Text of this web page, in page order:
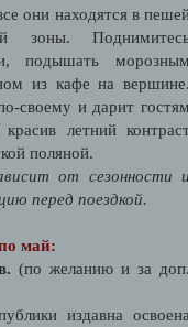
они находятся в
зоны.
подышать
из кафе на
своему и дарит
летний
поляной.
от сезонности
перед поездкой.
май:
(по желанию и за
издавна